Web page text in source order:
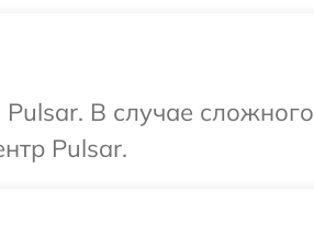
В случае сложного
Pulsar.